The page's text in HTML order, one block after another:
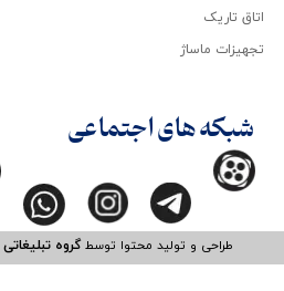
طراحی و تولید محتوا توسطگروه
اتاق تاریک
تجهیزات ماساژ
شبکه های اجتماعی